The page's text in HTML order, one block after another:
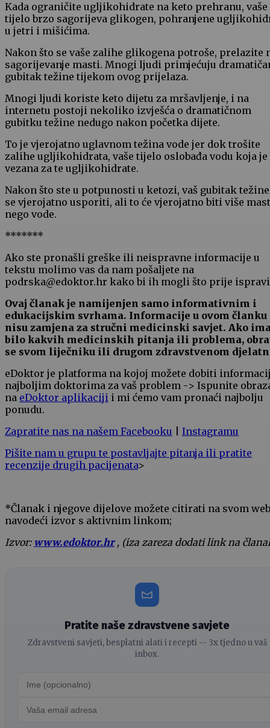
Kada ograničite ugljikohidrate na keto prehranu, vaše
tijelo brzo sagorijeva glikogen, pohranjene
u jetri i mišićima.
Nakon što se vaše zalihe glikogena potroše, prelazite
sagorijevanje masti. Mnogi ljudi primjećuju
gubitak težine tijekom ovog prijelaza.
Mnogi ljudi koriste keto dijetu za mršavljenje, i na
internetu postoji nekoliko izvješća o dramatičnom
gubitku težine nedugo nakon početka dijete.
To je vjerojatno uglavnom težina vode jer dok trošite
zalihe ugljikohidrata, vaše tijelo oslobađa vodu koja
vezana za te ugljikohidrate.
Nakon što ste u potpunosti u ketozi, vaš gubitak težine
se vjerojatno usporiti, ali to će vjerojatno biti više
nego vode.
*******
Ako ste pronašli greške ili neispravne informacije u
tekstu molimo vas da nam pošaljete na
podrska@edoktor.hr kako bi ih mogli što prije
Ovaj članak je namijenjen samo informativnim i
edukacijskim svrhama. Informacije u ovom članku
nisu zamjena za stručni medicinski savjet. Ako
bilo kakvih medicinskih pitanja ili problema,
se svom liječniku ili drugom zdravstvenom
eDoktor je platforma na kojoj možete dobiti
najboljim doktorima za vaš problem -> Ispunite
na eDoktor aplikaciji i mi ćemo vam pronaći najbolju
ponudu.
Zapratite nas na našem Facebooku
Instagramu
Pišite nam u grupu te postavljajte pitanja ili pratite
recenzije drugih pacijenata>
*Članak i njegove dijelove možete citirati na svom
navodeći izvor s aktivnim linkom;
Izvor: www.edoktor.hr, (iza zareza dodati link na
Pratite naše zdravstvene savjete
Zdravstveni savjeti, besplatni alati i recepti -- 3x tjedno u vaš
inbox.